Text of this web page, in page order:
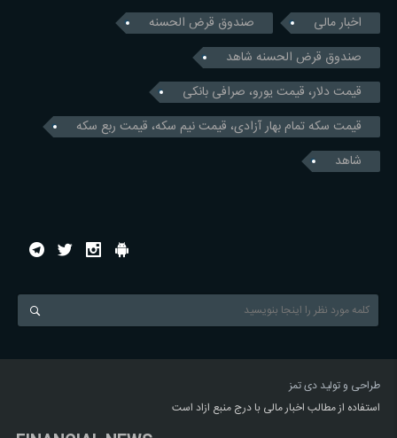
اخبار مالی
صندوق قرض الحسنه
صندوق قرض الحسنه شاهد
قیمت دلار، قیمت یورو، صرافی بانکی
قیمت سکه تمام بهار آزادی، قیمت نیم سکه، قیمت ربع سکه
شاهد
طراحی و تولیددی تمز
استفاده از مطالب اخبار مالی با درج منبع ازاد است